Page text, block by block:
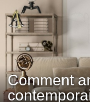
Comment